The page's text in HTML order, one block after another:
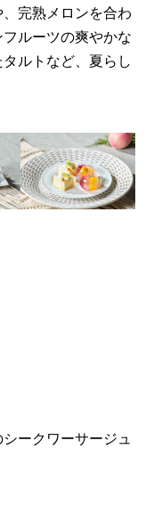
完熟メロンを合わ
ルーツの爽やかな
ルトなど、夏らし
ークワーサージュ